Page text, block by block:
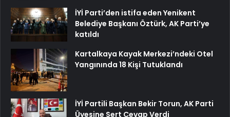
İYİ Parti’den istifa eden Yenikent
Belediye Başkanı Öztürk, AK Parti’ye
katıldı
Kartalkaya Kayak Merkezi’ndeki Otel
Yangınında 18 Kişi Tutuklandı
İYİ Partili Başkan Bekir Torun, AK Parti
Üyesine Sert Cevap Verdi